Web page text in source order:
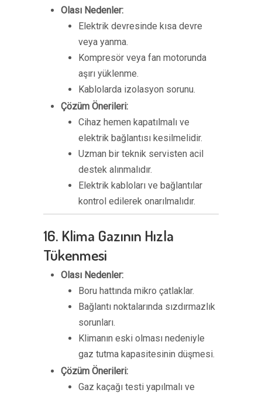
Olası Nedenler:
Elektrik devresinde kısa devre
veya yanma.
Kompresör veya fan motorunda
aşırı yüklenme.
Kablolarda izolasyon sorunu.
Çözüm Önerileri:
Cihaz hemen kapatılmalı ve
elektrik bağlantısı kesilmelidir.
Uzman bir teknik servisten acil
destek alınmalıdır.
Elektrik kabloları ve bağlantılar
kontrol edilerek onarılmalıdır.
16. Klima Gazının Hızla
Tükenmesi
Olası Nedenler:
Boru hattında mikro çatlaklar.
Bağlantı noktalarında sızdırmazlık
sorunları.
Klimanın eski olması nedeniyle
gaz tutma kapasitesinin düşmesi.
Çözüm Önerileri:
Gaz kaçağı testi yapılmalı ve